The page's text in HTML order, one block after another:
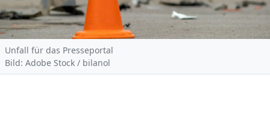
Unfall für das Presseportal
Bild: Adobe Stock / bilanol